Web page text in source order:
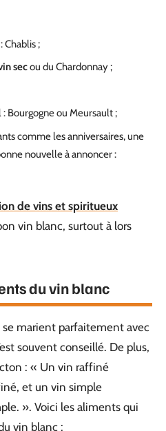
Chablis ;
secou du Chardonnay ;
Bourgogne ou Meursault ;
comme les anniversaires, une
nouvelle à annoncer :
de vins et spiritueux
vin blanc, surtout à lors
du vin blanc
marient parfaitement avec
souvent conseillé. De plus,
: « Un vin raffiné
et un vin simple
». Voici les aliments qui
vin blanc :